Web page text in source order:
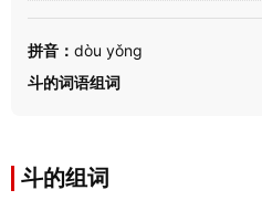
拼音： dòu yǒng
斗的词语组词
斗的组词